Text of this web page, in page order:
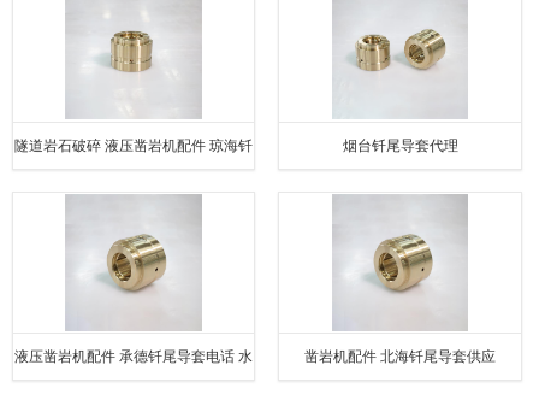
隧道岩石破碎 液压凿岩机配件 琼海钎
尾导套代理
烟台钎尾导套代理
液压凿岩机配件 承德钎尾导套电话 水 凿岩机配件 北海钎尾导套供应